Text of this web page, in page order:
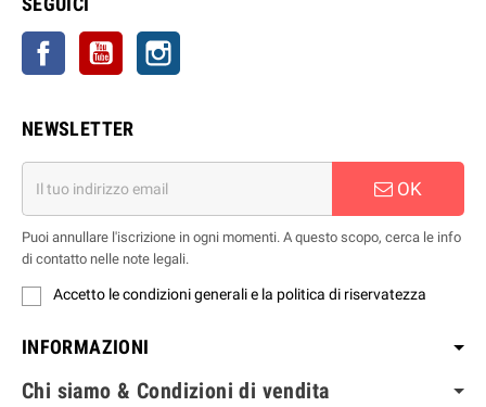
Facebook YouTube
NEWSLETTER
OK
Puoi annullare l'iscrizione in ogni momenti. A questo scopo, cerca le info
di contatto nelle note legali.
Accetto le condizioni generali e la politica di riservatezza
INFORMAZIONI
Chi siamo & Condizioni di vendita